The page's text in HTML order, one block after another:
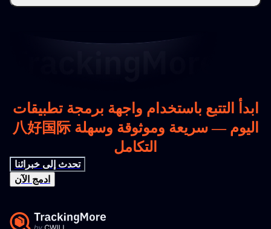
ابدأ التتبع باستخدام واجهة برمجة تطبيقات
八好国际 اليوم — سريعة وموثوقة وسهلة
التكامل
تحدث إلى خبرائنا
ادمج الآن